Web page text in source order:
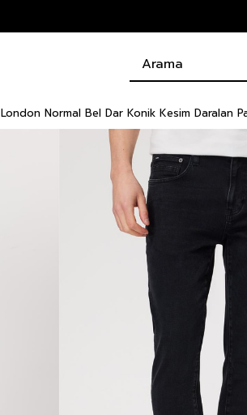
London Normal Bel Dar Konik Kesim Daralan